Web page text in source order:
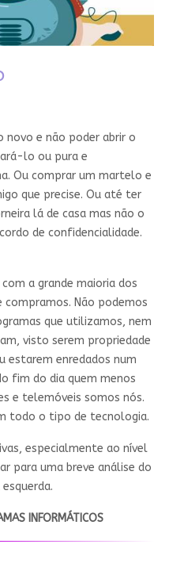
novo e não poder abrir o
lo ou pura e
Ou comprar um martelo e
que precise. Ou até ter
lá de casa mas não o
de confidencialidade.
a grande maioria dos
Não podemos
que utilizamos, nem
visto serem propriedade
estarem enredados num
fim do dia quem menos
e telemóveis somos nós.
todo o tipo de tecnologia.
especialmente ao nível
para uma breve análise do
INFORMÁTICOS